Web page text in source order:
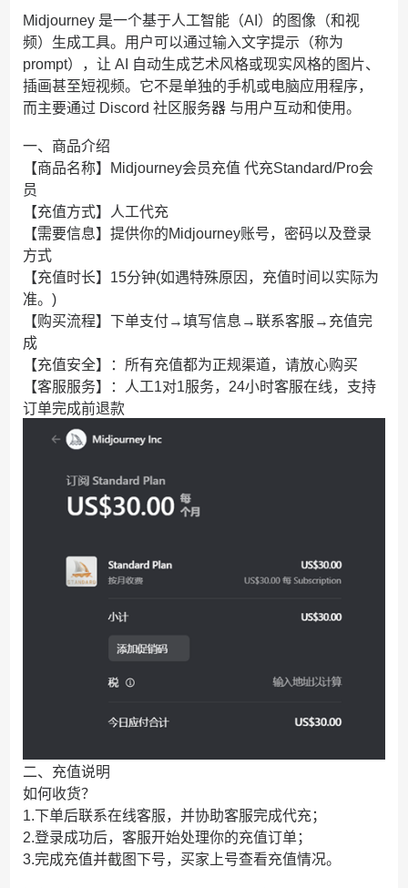
Midjourney 是一个基于人工智能（AI）的图像（和视
频）生成工具。用户可以通过输入文字提示（称为
prompt），让 AI 自动生成艺术风格或现实风格的图片、
插画甚至短视频。它不是单独的手机或电脑应用程序，
而主要通过 Discord 社区服务器 与用户互动和使用。
一、商品介绍
【商品名称】Midjourney会员充值 代充Standard/Pro会
员
【充值方式】人工代充
【需要信息】提供你的Midjourney账号，密码以及登录
方式
【充值时长】15分钟(如遇特殊原因，充值时间以实际为
准。)
【购买流程】下单支付→填写信息→联系客服→充值完
成
【充值安全】：所有充值都为正规渠道，请放心购买
【客服服务】：人工1对1服务，24小时客服在线，支持
订单完成前退款
二、充值说明
如何收货？
1.下单后联系在线客服，并协助客服完成代充；
2.登录成功后，客服开始处理你的充值订单；
3.完成充值并截图下号，买家上号查看充值情况。